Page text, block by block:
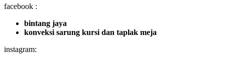
facebook :
bintang jaya
konveksi sarung kursi dan taplak meja
instagram: